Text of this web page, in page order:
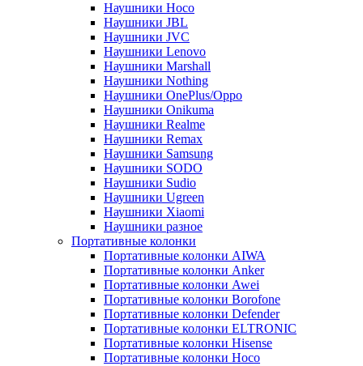
Наушники Hoco
Наушники JBL
Наушники JVC
Наушники Lenovo
Наушники Marshall
Наушники Nothing
Наушники OnePlus/Oppo
Наушники Onikuma
Наушники Realme
Наушники Remax
Наушники Samsung
Наушники SODO
Наушники Sudio
Наушники Ugreen
Наушники Xiaomi
Наушники разное
Портативные колонки
Портативные колонки AIWA
Портативные колонки Anker
Портативные колонки Awei
Портативные колонки Borofone
Портативные колонки Defender
Портативные колонки ELTRONIC
Портативные колонки Hisense
Портативные колонки Hoco